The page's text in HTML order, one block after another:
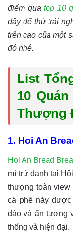
điểm quatop 10
đây để thử trải
trên cao của một
đó nhé.
List
10
Thượng
1. Hoi An
Hoi An Bread
mì trứ danh tại
thượng toàn view
cà phê này được
đáo và ấn tượng
thống và hiện đại.